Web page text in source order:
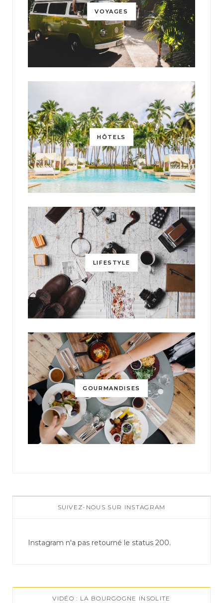
VOYAGES
HÔTELS
LIFESTYLE
GOURMANDISES
SUIVEZ-NOUS SUR INSTAGRAM
Instagram n'a pas retourné le status 200.
VIDÉO : LA BOURGOGNE INSOLITE